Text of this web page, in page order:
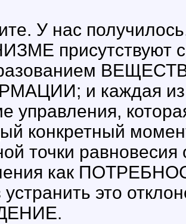
У нас
присутствуют
и каждая из
управления,
конкретный
точки
как
устранить это